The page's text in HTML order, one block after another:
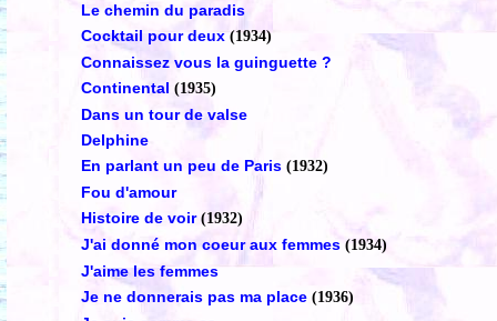
Le chemin du paradis
Cocktail pour deux (1934)
Connaissez vous la guinguette ?
Continental (1935)
Dans un tour de valse
Delphine
En parlant un peu de Paris (1932)
Fou d'amour
Histoire de voir (1932)
J'ai donné mon coeur aux femmes (1934)
J'aime les femmes
Je ne donnerais pas ma place (1936)